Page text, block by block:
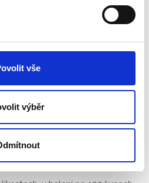
vše
výběr
je řada nejkvalitnějších
perfektní výsledek laminování.
nejvyšší kvalitu a šípky, které
laminovacího procesu.
jsou určené k laminaci